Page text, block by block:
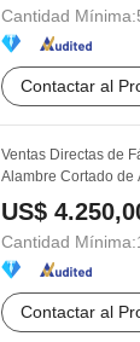
Cantidad Mínima:
Contactar al
Ventas Directas de
Alambre Cortado de
Disparo de ...
US$
Cantidad Mínima:
Contactar al